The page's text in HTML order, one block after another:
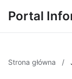
Portal
Strona główna /